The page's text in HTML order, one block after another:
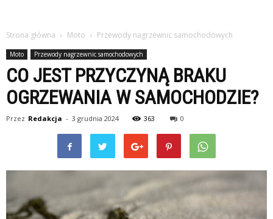
Strona główna Moto Przewody nagrzewnic samochodowych
Moto Przewody nagrzewnic samochodowych
CO JEST PRZYCZYNĄ BRAKU
OGRZEWANIA W SAMOCHODZIE?
Przez Redakcja - 3 grudnia 2024 363 0